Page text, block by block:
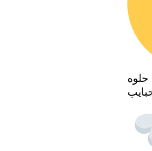
حلوه